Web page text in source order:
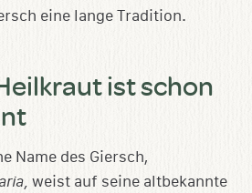
eine lange Tradition.
ist schon
Name des Giersch,
weist auf seine altbekannte